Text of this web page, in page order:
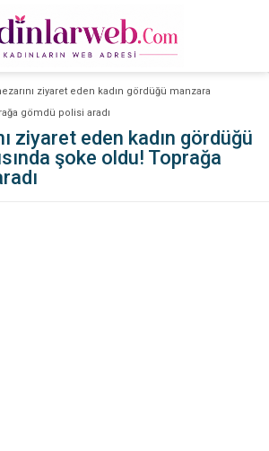
ziyaret eden kadın gördüğü manzara
gömdü polisi aradı
ziyaret eden kadın gördüğü
şoke oldu! Toprağa